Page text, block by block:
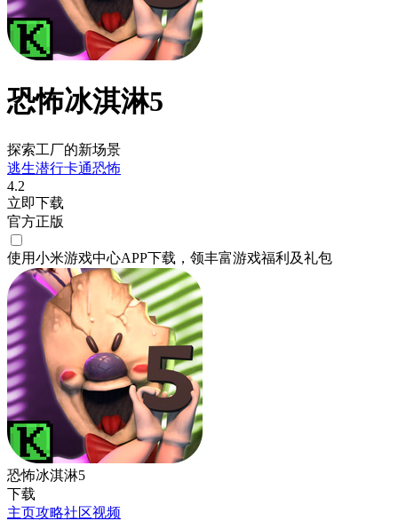
恐怖冰淇淋5
探索工厂的新场景
逃生潜行卡通恐怖
4.2
立即下载
官方正版
使用小米游戏中心APP下载 ，领丰富游戏福利 及礼包
恐怖冰淇淋5
下载
主页攻略社区视频